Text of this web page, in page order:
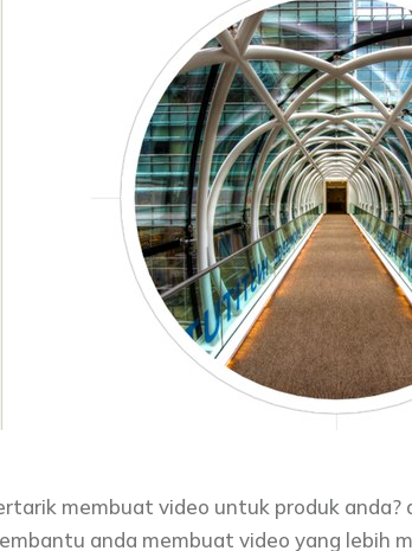
membuat video untuk produk
anda membuat video yang lebih